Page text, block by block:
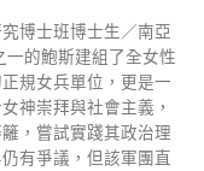
博士班博士生／南亞
的鮑斯建組了全女性
規女兵單位，更是一
神崇拜與社會主義，
，嘗試實踐其政治理
有爭議，但該軍團直